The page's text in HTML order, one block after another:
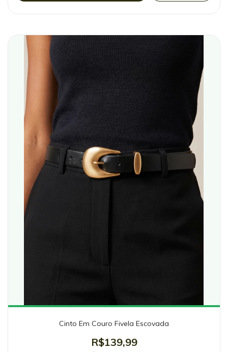
Cinto Em Couro Fivela Escovada
R$139,99